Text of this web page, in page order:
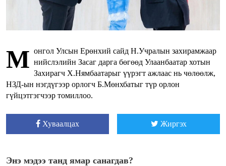
М онгол Улсын Ерөнхий сайд Н.Учралын захирамжаар
нийслэлийн Засаг дарга бөгөөд Улаанбаатар хотын
Захирагч Х.Нямбаатарыг үүрэгт ажлаас нь чөлөөлж,
НЗД-ын нэгдүгээр орлогч Б.Мөнхбатыг түр орлон
гүйцэтгэгчээр томиллоо.
Хуваалцах Жиргэх
Энэ мэдээ танд ямар санагдав?